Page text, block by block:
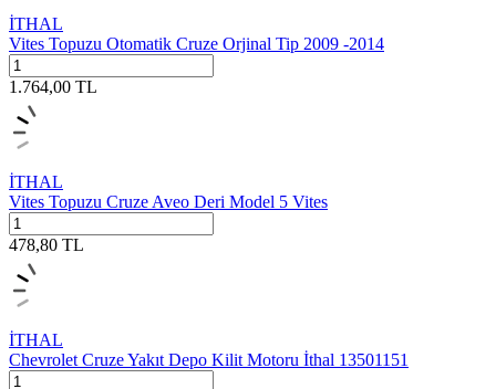
İTHAL
Vites Topuzu Otomatik Cruze Orjinal Tip 2009 -2014
1.764,00 TL
İTHAL
Vites Topuzu Cruze Aveo Deri Model 5 Vites
478,80 TL
İTHAL
Chevrolet Cruze Yakıt Depo Kilit Motoru İthal 13501151